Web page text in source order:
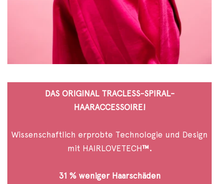
DAS ORIGINAL TRACLESS-SPIRAL-
HAARACCESSOIRE!
Wissenschaftlich erprobte Technologie und Design
mit HAIRLOVETECH™.
31 % weniger Haarschäden